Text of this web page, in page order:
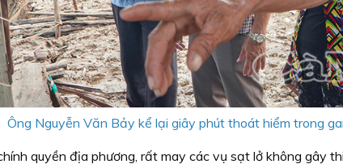
Ông Nguyễn Văn Bảy kể lại giây phút thoát hiểm trong
quyền địa phương, rất may các vụ sạt lở không gây